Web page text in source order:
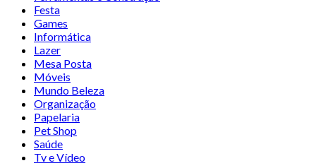
Festa
Games
Informática
Lazer
Mesa Posta
Móveis
Mundo Beleza
Organização
Papelaria
Pet Shop
Saúde
Tv e Vídeo